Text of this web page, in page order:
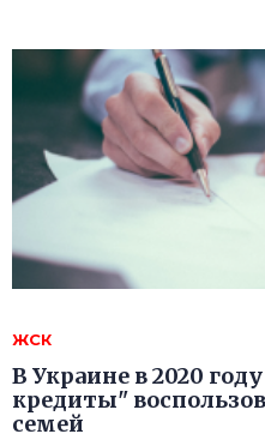
ЖСК
В Украине в 2020
кредиты"
семей